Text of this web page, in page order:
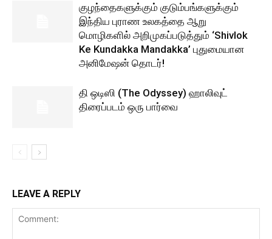
குழந்தைகளுக்கும் குடும்பங்களுக்கும்
இந்திய புராண உலகத்தை ஆறு
மொழிகளில் அறிமுகப்படுத்தும் ‘Shivlok
Ke Kundakka Mandakka’ புதுமையான
அனிமேஷன் தொடர்!
தி ஒடிஸி (The Odyssey) ஹாலிவுட்
திரைப்படம் ஒரு பார்வை
LEAVE A REPLY